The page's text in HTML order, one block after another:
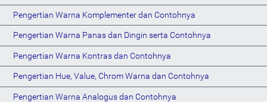
Pengertian Warna Komplementer dan Contohnya
Pengertian Warna Panas dan Dingin serta Contohnya
Pengertian Warna Kontras dan Contohnya
Pengertian Hue, Value, Chrom Warna dan Contohnya
Pengertian Warna Analogus dan Contohnya